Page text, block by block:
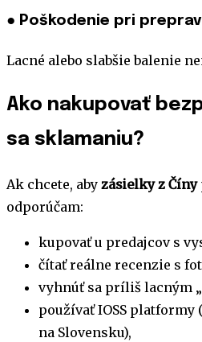
● Poškodenie pri
Lacné alebo slabšie balenie
Ako nakupovať
sa sklamaniu?
Ak chcete, aby zásielky z Číny
odporúčam:
kupovať u predajcov s
čítať reálne recenzie s
vyhnúť sa príliš lacným
používať IOSS platformy
na Slovensku),